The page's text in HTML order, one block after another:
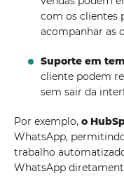
com os clientes
acompanhar as
Suporte em
cliente podem
sem sair da
Por exemplo, o
WhatsApp,
trabalho
WhatsApp